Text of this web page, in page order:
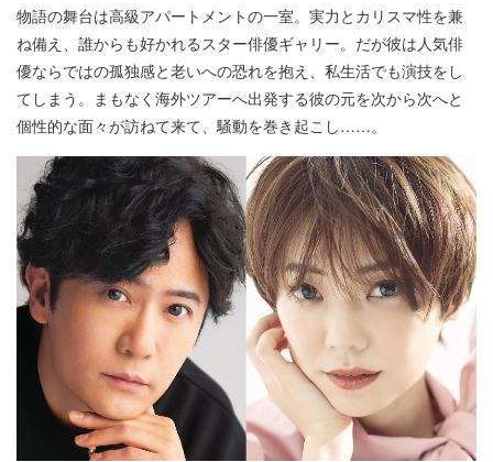
物語の舞台は高級アパートメントの一室。実力とカリスマ性を兼
ね備え、誰からも好かれるスター俳優ギャリー。だが彼は人気俳
優ならではの孤独感と老いへの恐れを抱え、私生活でも演技をし
てしまう。まもなく海外ツアーへ出発する彼の元を次から次へと
個性的な面々が訪ねて来て、騒動を巻き起こし……。